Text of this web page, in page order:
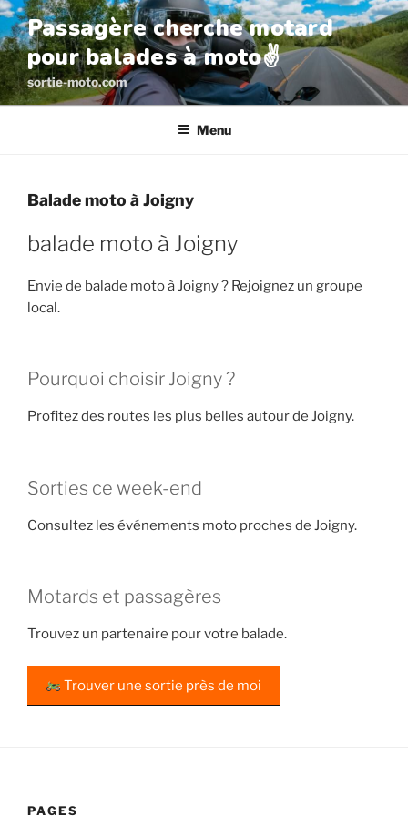
Aller
au
contenu
principal
Passagère cherche motard
pour balades à moto✌️
sortie-moto.com
Menu
Balade moto à Joigny
balade moto à Joigny
Envie de balade moto à Joigny ? Rejoignez un groupe
local.
Pourquoi choisir Joigny ?
Profitez des routes les plus belles autour de Joigny.
Sorties ce week-end
Consultez les événements moto proches de Joigny.
Motards et passagères
Trouvez un partenaire pour votre balade.
Trouver une sortie près de moi
PAGES